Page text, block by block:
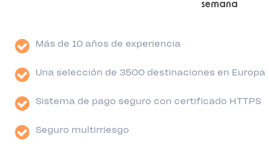
semana
Más de 10 años de experiencia
Una selección de 3500 destinaciones en Europa
Sistema de pago seguro con certificado HTTPS
Seguro multirriesgo